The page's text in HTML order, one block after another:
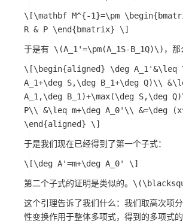
\[\mathbf M^{-1}=\pm
R & P \end{bmatrix} \]
于是有 \(A_1'=\pm(A_1S-B_1Q)\) ，
\[\begin{aligned} \deg A_1'&\leq
A_1+\deg S,\deg B_1+\deg Q)\\
A_1,\deg B_1)+\max(\deg S,\deg
P\\ &\leq m+\deg A_0'\\ &=\deg
\end{aligned} \]
于是我们现在已经得到了第一个子式：
\[\deg A'=m+\deg A_0' \]
第二个子式的证明是类似的。
这个引理告诉了我们什么：我们取高次项
性变换作用于整体多项式，得到的多项式